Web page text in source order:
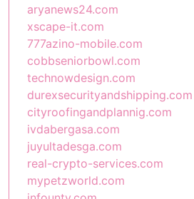
aryanews24.com
xscape-it.com
777azino-mobile.com
cobbseniorbowl.com
technowdesign.com
durexsecurityandshipping.com
cityroofingandplannig.com
ivdabergasa.com
juyultadesga.com
real-crypto-services.com
mypetzworld.com